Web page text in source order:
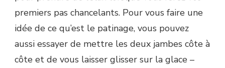
premiers pas chancelants. Pour vous faire une
idée de ce qu’est le patinage, vous pouvez
aussi essayer de mettre les deux jambes côte à
côte et de vous laisser glisser sur la glace –